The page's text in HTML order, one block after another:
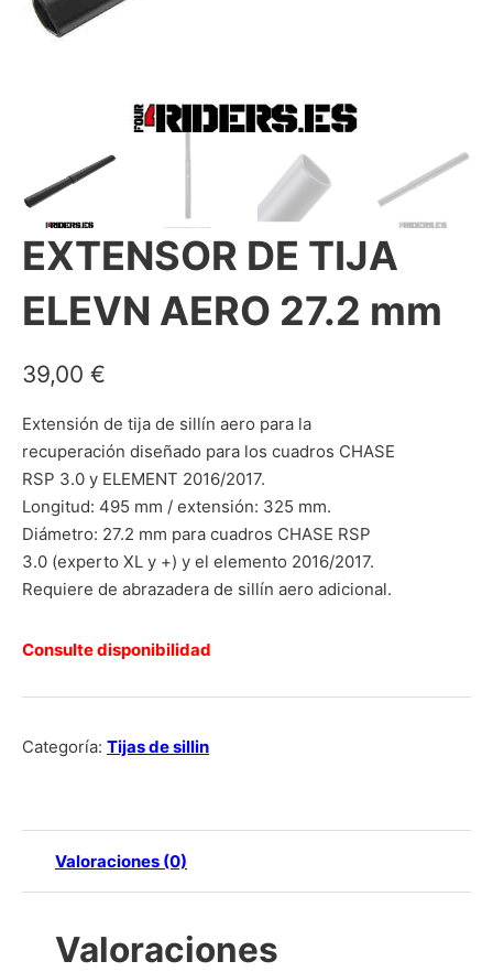
EXTENSOR DE TIJA
ELEVN AERO 27.2 mm
39,00 €
Extensión de tija de sillín aero para la
recuperación diseñado para los cuadros CHASE
RSP 3.0 y ELEMENT 2016/2017.
Longitud: 495 mm / extensión: 325 mm.
Diámetro: 27.2 mm para cuadros CHASE RSP
3.0 (experto XL y +) y el elemento 2016/2017.
Requiere de abrazadera de sillín aero adicional.
Consulte disponibilidad
Categoría: Tijas de sillin
Valoraciones (0)
Valoraciones